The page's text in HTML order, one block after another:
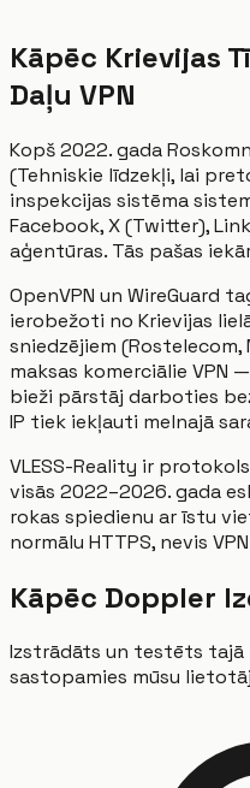
Kāpēc Krievijas
Daļu VPN
Kopš 2022. gada
(Tehniskie līdzekļi, lai
inspekcijas sistēma
Facebook, X (Twitter),
aģentūras. Tās pašas
OpenVPN un WireGuard
ierobežoti no Krievijas
sniedzējiem (Rostelecom,
maksas komerciālie
bieži pārstāj darboties
IP tiek iekļauti melnajā
VLESS-Reality ir
visās 2022–2026. gada
rokas spiedienu ar īstu
normālu HTTPS, nevis
Kāpēc Doppler
Izstrādāts un testēts tajā
sastopamies mūsu